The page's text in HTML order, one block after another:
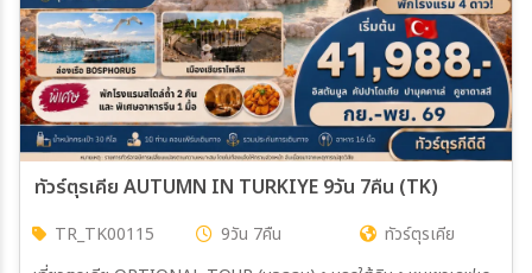
ทัวร์ตุรเคีย AUTUMN IN TURKIYE 9วัน 7คืน (TK)
TR_TK00115 9วัน 7คืน
ทัวร์ตุรเคีย